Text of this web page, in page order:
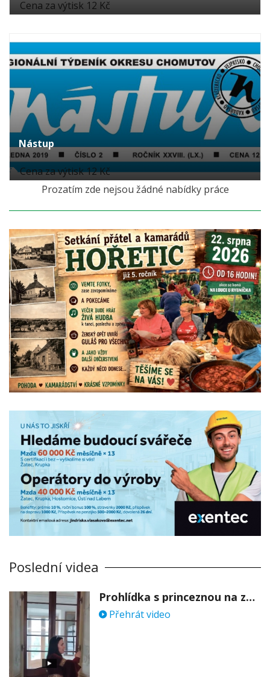
Cena za výtisk 12 Kč
Nástup
Cena za výtisk 12 Kč
Prozatím zde nejsou žádné nabídky práce
Poslední videa
Prohlídka s princeznou na zámku Stekník
Přehrát video